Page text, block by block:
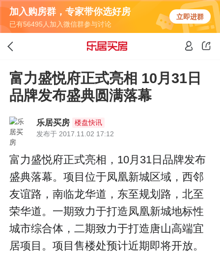
加入购房群，专家带你选好房
已有56495人加入微信群参与讨论
立即进群
富力盛悦府正式亮相 10月31日
品牌发布盛典圆满落幕
乐居买房
楼盘快讯
发布于 2017.11.02 17:12
富力盛悦府正式亮相，10月31日品牌发布
盛典落幕。项目位于凤凰新城区域，西邻
友谊路，南临龙华道，东至规划路，北至
荣华道。一期致力于打造凤凰新城地标性
城市综合体，二期致力于打造唐山高端宜
居项目。项目售楼处预计近期即将开放。